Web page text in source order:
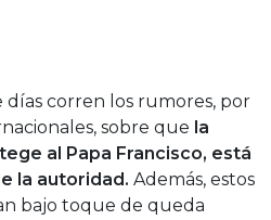
días corren los rumores, por
sobre que la
al Papa Francisco, está
la autoridad. Además, estos
bajo toque de queda